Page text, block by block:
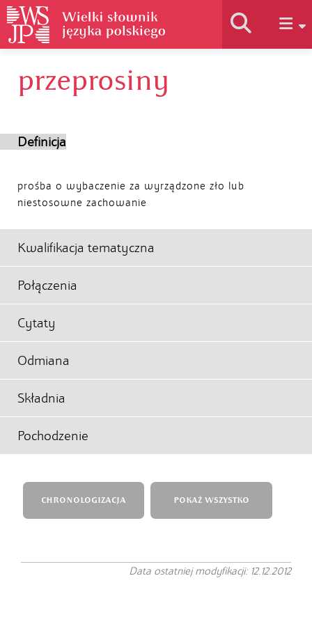
Historia słownika
przeprosiny
Definicja
prośba o wybaczenie za wyrządzone zło lub
niestosowne zachowanie
Kwalifikacja tematyczna
Połączenia
Cytaty
Odmiana
Składnia
Pochodzenie
CHRONOLOGIZACJA POKAŻ WSZYSTKO
Data ostatniej modyfikacji: 12.12.2012